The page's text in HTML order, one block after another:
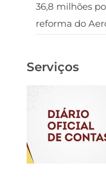
36,8 milhões
reforma do
Serviços